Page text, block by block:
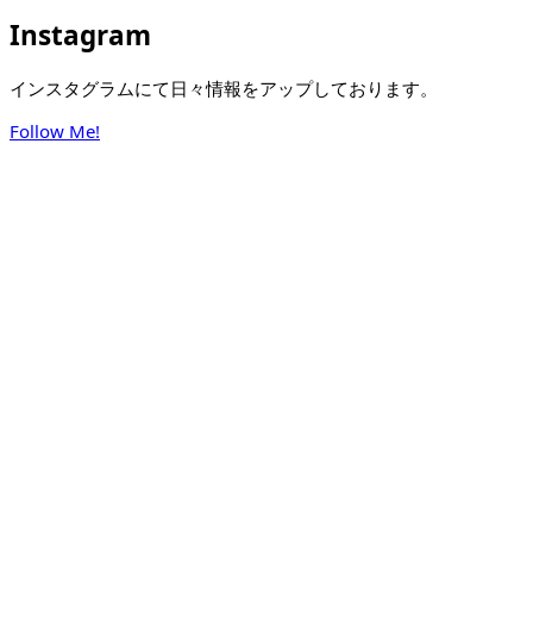
Instagram
インスタグラムにて日々情報をアップしております。
Follow Me!